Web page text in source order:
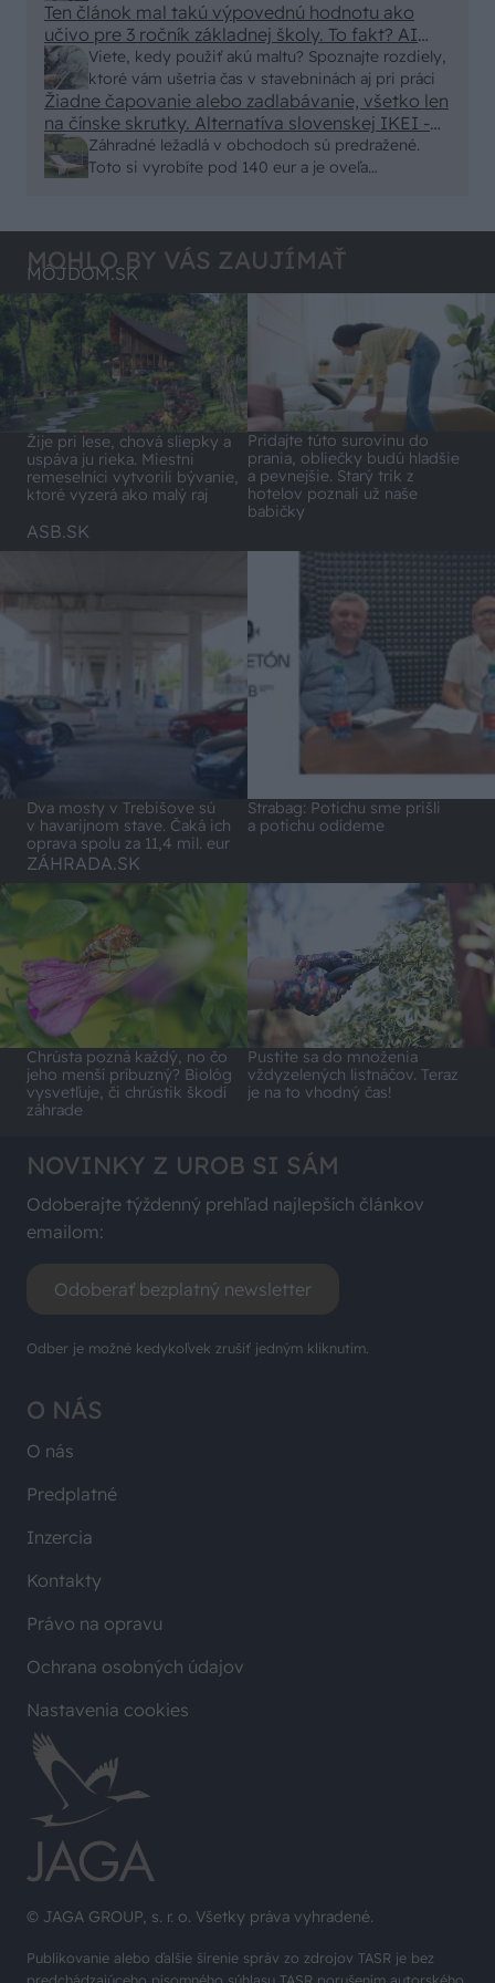
von
Viete, kedy použiť akú maltu? Spoznajte rozdiely,
ktoré vám ušetria čas v stavebninách aj pri práci
Ten článok mal takú výpovednú hodnotu ako
učivo pre 3 ročník základnej školy. To fakt? AI
alebo nejaka kniha z VŠ? Dnešné rychlotvrdnuce
malty - pevnosť 40 Mpa a doba schnutia tak 15
minut , k tomu vodotesné s kryštálikou. A rozdiel
- schnutie a zretie. Nič?
Záhradné ležadlá v obchodoch sú predražené.
Toto si vyrobíte pod 140 eur a je oveľa
Žiadne čapovanie alebo zadlabávanie, všetko len
na čínske skrutky. Alternatíva slovenskej IKEI -
čo sa týka pevnosti. Autor si nedal veľa námahy s
remeselným spracovaním, škoda. No lepšie než
MOHLO BY VÁS ZAUJÍMAŤ
MÔJDOM.SK
Žije pri lese, chová sliepky a
uspáva ju rieka. Miestni
remeselníci vytvorili bývanie,
ktoré vyzerá ako malý raj
Pridajte túto surovinu do
prania, obliečky budú hladšie
a pevnejšie. Starý trik z
hotelov poznali už naše
babičky
ASB.SK
Dva mosty v Trebišove sú
v havarijnom stave. Čaká ich
oprava spolu za 11,4 mil. eur
Strabag: Potichu sme prišli
a potichu odídeme
ZÁHRADA.SK
Chrústa pozná každý, no čo
jeho menší príbuzný? Biológ
vysvetľuje, či chrústik škodí
záhrade
Pustite sa do množenia
vždyzelených listnáčov. Teraz
je na to vhodný čas!
© JAGA GROUP, s. r. o. Všetky práva vyhradené.
Publikovanie alebo ďalšie šírenie správ zo zdrojov TASR je bez
O NÁS
O nás
Predplatné
Inzercia
Kontakty
Právo na opravu
Ochrana osobných údajov
Nastavenia cookies
NOVINKY Z UROB SI SÁM
Odoberajte týždenný prehľad najlepších článkov
emailom:
Odoberať bezplatný newsletter
Odber je možné kedykoľvek zrušiť jedným kliknutím.